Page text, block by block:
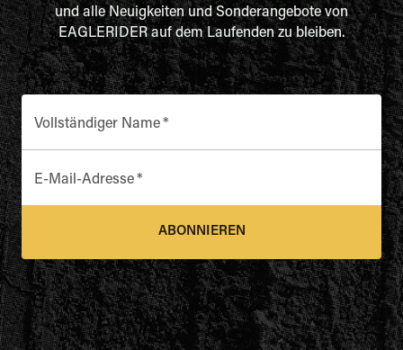
und alle Neuigkeiten und Sonderangebote von
EAGLERIDER auf dem Laufenden zu bleiben.
Vollständiger Name*
E-Mail-Adresse*
ABONNIEREN